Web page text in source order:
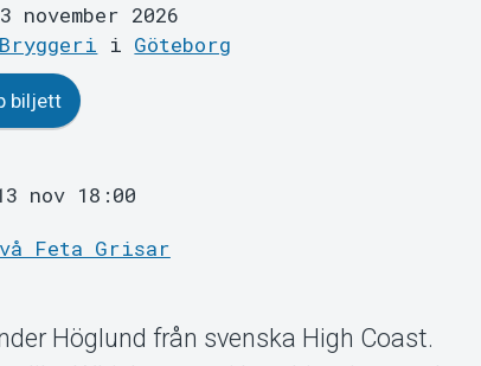
november 2026
i Göteborg
biljett
nov 18:00
Feta Grisar
Höglund från svenska High Coast.